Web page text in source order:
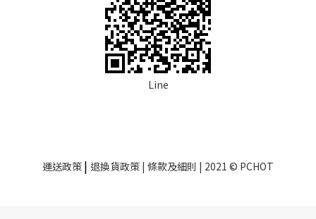
Line
運送政策 | 退換貨政策 | 條款及細則 | 2021 © PCHOT